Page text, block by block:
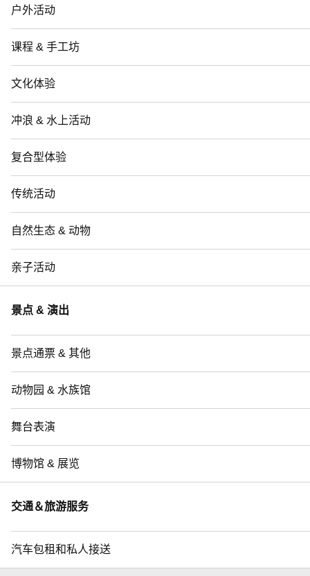
户外活动
课程 & 手工坊
文化体验
冲浪 & 水上活动
复合型体验
传统活动
自然生态 & 动物
亲子活动
景点 & 演出
景点通票 & 其他
动物园 & 水族馆
舞台表演
博物馆 & 展览
交通＆旅游服务
汽车包租和私人接送